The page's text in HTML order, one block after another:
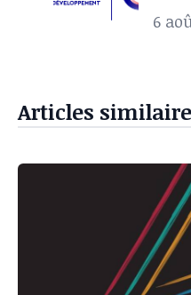
6
Articles